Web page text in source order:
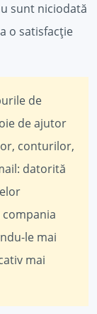
sunt niciodată
o satisfacție
de
de ajutor
conturilor,
datorită
le mai
mai